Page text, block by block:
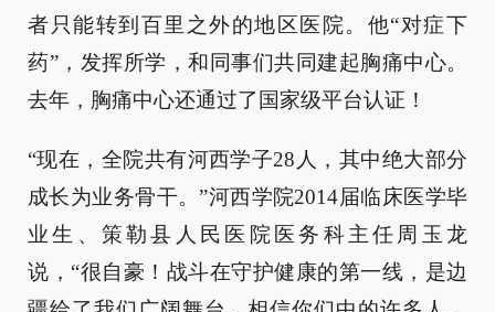
者只能转到百里之外的地区医院。他“对症下
药”，发挥所学，和同事们共同建起胸痛中心。
去年，胸痛中心还通过了国家级平台认证！
“现在，全院共有河西学子28人，其中绝大部分
成长为业务骨干。”河西学院2014届临床医学毕
业生、策勒县人民医院医务科主任周玉龙
说，“很自豪！战斗在守护健康的第一线，是边